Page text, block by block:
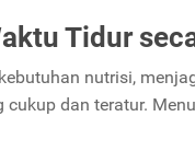
Tidur
nutrisi,
dan teratur.